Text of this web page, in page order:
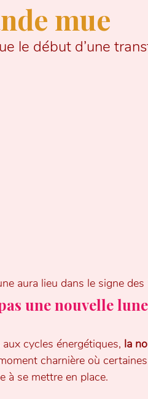
mue
le début d’une
aura lieu dans le signe des
une nouvelle
cycles énergétiques, la
charnière où
à se mettre en place.